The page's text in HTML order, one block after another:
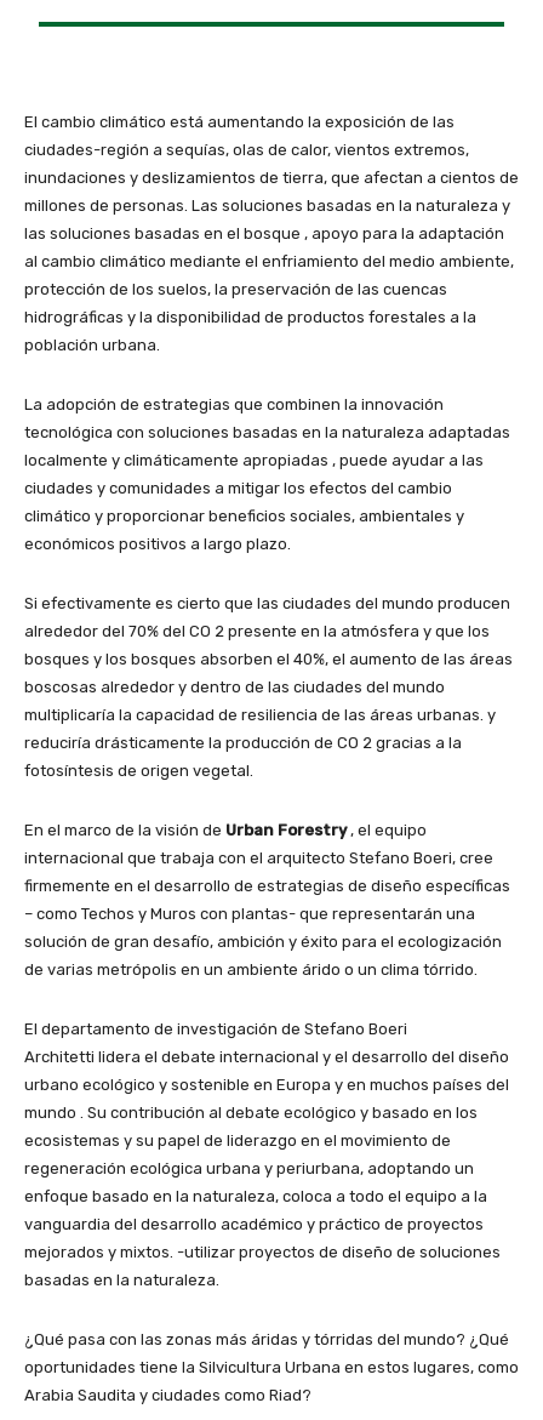
El cambio climático está aumentando la exposición de las
ciudades-región a sequías, olas de calor, vientos extremos,
inundaciones y deslizamientos de tierra, que afectan a cientos de
millones de personas. Las soluciones basadas en la naturaleza y
las soluciones basadas en el bosque , apoyo para la adaptación
al cambio climático mediante el enfriamiento del medio ambiente,
protección de los suelos, la preservación de las cuencas
hidrográficas y la disponibilidad de productos forestales a la
población urbana.
La adopción de estrategias que combinen la innovación
tecnológica con soluciones basadas en la naturaleza adaptadas
localmente y climáticamente apropiadas , puede ayudar a las
ciudades y comunidades a mitigar los efectos del cambio
climático y proporcionar beneficios sociales, ambientales y
económicos positivos a largo plazo.
Si efectivamente es cierto que las ciudades del mundo producen
alrededor del 70% del CO 2 presente en la atmósfera y que los
bosques y los bosques absorben el 40%, el aumento de las áreas
boscosas alrededor y dentro de las ciudades del mundo
multiplicaría la capacidad de resiliencia de las áreas urbanas. y
reduciría drásticamente la producción de CO 2 gracias a la
fotosíntesis de origen vegetal.
En el marco de la visión de Urban Forestry, el equipo
internacional que trabaja con el arquitecto Stefano Boeri, cree
firmemente en el desarrollo de estrategias de diseño específicas
– como Techos y Muros con plantas- que representarán una
solución de gran desafío, ambición y éxito para el ecologización
de varias metrópolis en un ambiente árido o un clima tórrido.
El departamento de investigación de Stefano Boeri
Architetti lidera el debate internacional y el desarrollo del diseño
urbano ecológico y sostenible en Europa y en muchos países del
mundo . Su contribución al debate ecológico y basado en los
ecosistemas y su papel de liderazgo en el movimiento de
regeneración ecológica urbana y periurbana, adoptando un
enfoque basado en la naturaleza, coloca a todo el equipo a la
vanguardia del desarrollo académico y práctico de proyectos
mejorados y mixtos. -utilizar proyectos de diseño de soluciones
basadas en la naturaleza.
¿Qué pasa con las zonas más áridas y tórridas del mundo? ¿Qué
oportunidades tiene la Silvicultura Urbana en estos lugares, como
Arabia Saudita y ciudades como Riad?